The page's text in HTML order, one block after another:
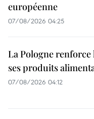
européenne
07/08/2026 04:25
La Pologne
ses produits
07/08/2026 04:12